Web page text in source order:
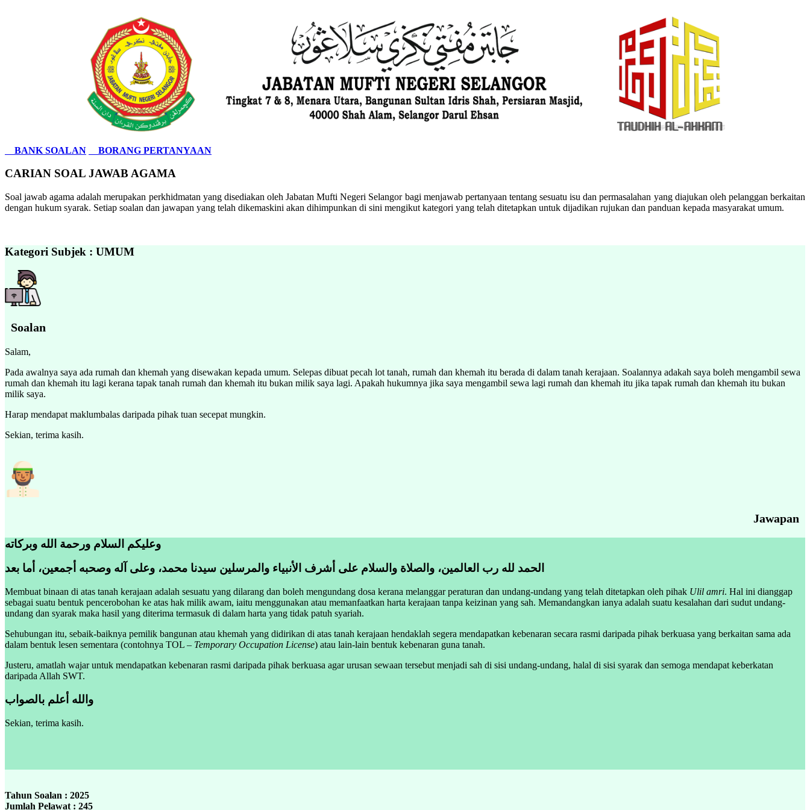
BANK SOALAN BORANG PERTANYAAN
CARIAN SOAL JAWAB AGAMA
Soal jawab agama adalah merupakan perkhidmatan yang disediakan oleh Jabatan Mufti Negeri Selangor bagi menjawab pertanyaan tentang sesuatu isu dan permasalahan yang diajukan oleh pelanggan berkaitan
dengan hukum syarak. Setiap soalan dan jawapan yang telah dikemaskini akan dihimpunkan di sini mengikut kategori yang telah ditetapkan untuk dijadikan rujukan dan panduan kepada masyarakat umum.
Kategori Subjek : UMUM
Soalan
Salam,
Pada awalnya saya ada rumah dan khemah yang disewakan kepada umum. Selepas dibuat pecah lot tanah, rumah dan khemah itu berada di dalam tanah kerajaan. Soalannya adakah saya boleh mengambil sewa
rumah dan khemah itu lagi kerana tapak tanah rumah dan khemah itu bukan milik saya lagi. Apakah hukumnya jika saya mengambil sewa lagi rumah dan khemah itu jika tapak rumah dan khemah itu bukan
milik saya.
Harap mendapat maklumbalas daripada pihak tuan secepat mungkin.
Sekian, terima kasih.
Jawapan
وعليكم السلام ورحمة الله وبركاته
الحمد لله رب العالمين، والصلاة والسلام على أشرف الأنبياء والمرسلين سيدنا محمد، وعلى آله وصحبه أجمعين، أما بعد
Membuat binaan di atas tanah kerajaan adalah sesuatu yang dilarang dan boleh mengundang dosa kerana melanggar peraturan dan undang-undang yang telah ditetapkan oleh pihak Ulil amri. Hal ini dianggap
sebagai suatu bentuk pencerobohan ke atas hak milik awam, iaitu menggunakan atau memanfaatkan harta kerajaan tanpa keizinan yang sah. Memandangkan ianya adalah suatu kesalahan dari sudut undang-
undang dan syarak maka hasil yang diterima termasuk di dalam harta yang tidak patuh syariah.
Sehubungan itu, sebaik-baiknya pemilik bangunan atau khemah yang didirikan di atas tanah kerajaan hendaklah segera mendapatkan kebenaran secara rasmi daripada pihak berkuasa yang berkaitan sama ada
dalam bentuk lesen sementara (contohnya TOL – Temporary Occupation License) atau lain-lain bentuk kebenaran guna tanah.
Justeru, amatlah wajar untuk mendapatkan kebenaran rasmi daripada pihak berkuasa agar urusan sewaan tersebut menjadi sah di sisi undang-undang, halal di sisi syarak dan semoga mendapat keberkatan
daripada Allah SWT.
والله أعلم بالصواب
Sekian, terima kasih.
Tahun Soalan : 2025
Jumlah Pelawat : 245